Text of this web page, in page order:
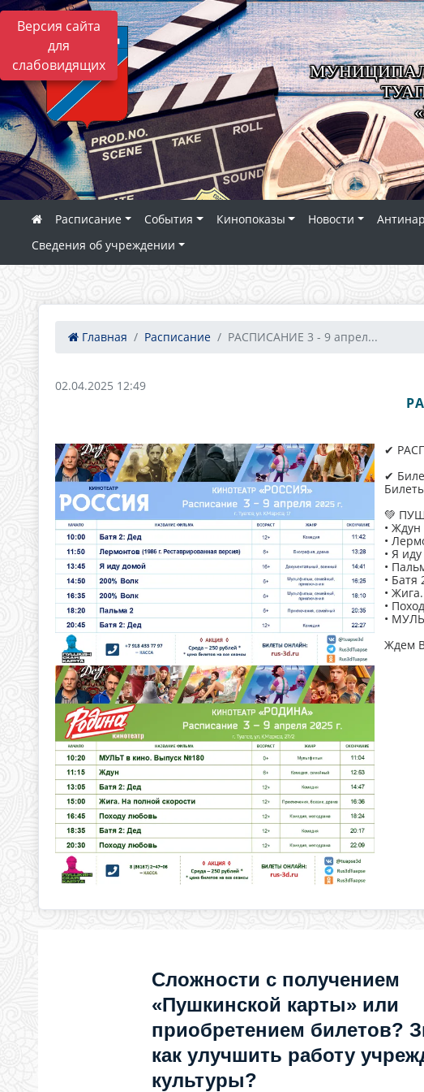
Версия сайта
для
слабовидящих
Расписание События Кинопоказы Новости
Сведения об учреждении
Главная Расписание РАСПИСАНИЕ 3 - 9 апрел...
02.04.2025 12:49
✔
✔
💚
•
•
• Я
•
•
•
•
•
Ждем
Сложности с получением
«Пушкинской карты» или
приобретением билетов?
как улучшить работу
культуры?